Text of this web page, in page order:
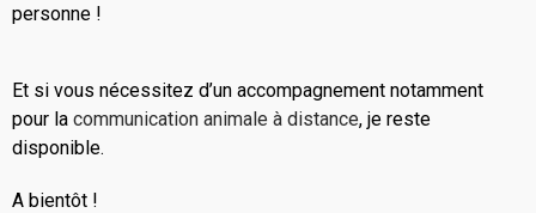
personne !
Et si vous nécessitez d’un accompagnement notamment
pour la communication animale à distance, je reste
disponible.
A bientôt !